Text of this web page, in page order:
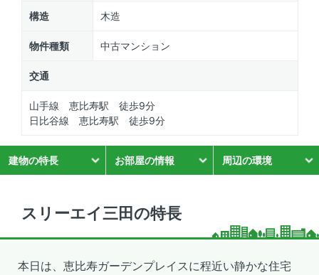
構造 木造
物件種類 中古マンション
交通
山手線 恵比寿駅 徒歩9分
日比谷線 恵比寿駅 徒歩9分
建物の特長 お部屋の情報 周辺の環境
スリーエイ三田の特長
本日は、恵比寿ガーデンプレイスに程近い静かな住宅